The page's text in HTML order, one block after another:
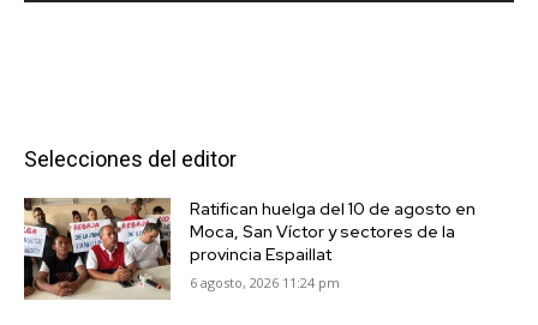
Selecciones del editor
Ratifican huelga del 10 de agosto en
Moca, San Víctor y sectores de la
provincia Espaillat
6 agosto, 2026 11:24 pm